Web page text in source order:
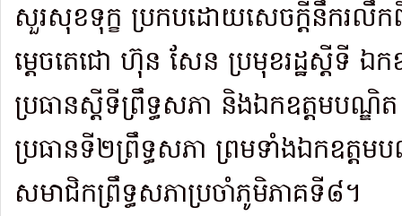
សួរសុខទុក្ខ ប្រកបដោយសេចក្តីនឹករ
ម្តេចតេជោ ហ៊ុន សែន ប្រមុខរដ្ឋស្តីទី ឯក
ប្រធានស្តីទីព្រឹទ្ធសភា និងឯកឧត្តមបណ្ឌិ
ប្រធានទី២ព្រឹទ្ធសភា ព្រមទាំងឯកឧត្តម
សមាជិកព្រឹទ្ធសភាប្រចាំភូមិភាគទី៨។